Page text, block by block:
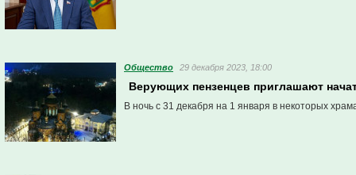
Общество 29 декабря 2023, 18:00
Верующих пензенцев приглашают
В ночь с 31 декабря на 1 января в некоторых